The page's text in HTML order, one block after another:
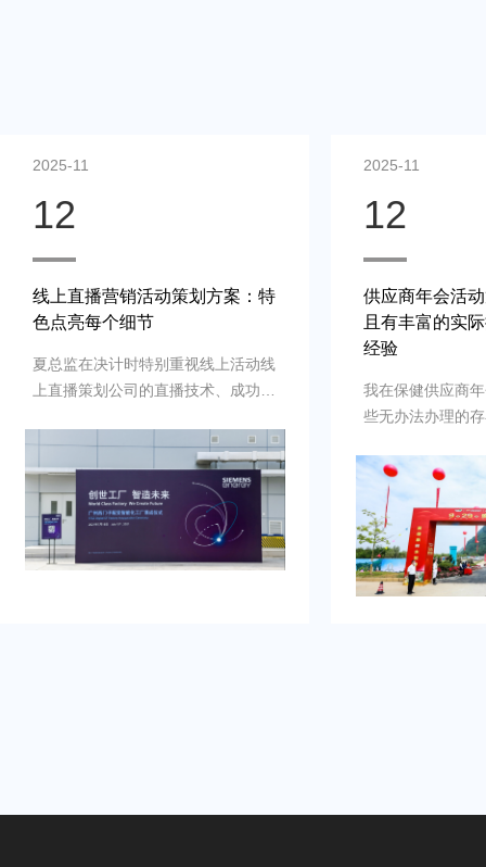
2025-11
12
供应商年会活动策划方案：专业
且有丰富的实际操作经验和实战
我在保健供应商年会活动策划面临一
年会活动供应商年会策划公司乐野策
划援助我完成，而且还设计方案有特
色，极其看重设计要素，整个保健供
应商年会活动策划完美展示，下次有
目标还会抉择乐野策划。
2025-11
12
轻松沟通，南
策划活动案例
世，需要展示产
市的诸总监期待
体报道，推动新
率。在策划时间
问题没有足够经
响的管理。他热
司设计具有吸引
展示方案，以最